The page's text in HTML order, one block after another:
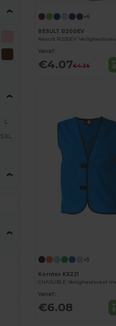
L
5XL
+6
RESULT R200EV
Vanaf:
€4.07€4.36
+5
Korntex KX221
Vanaf:
€6.08